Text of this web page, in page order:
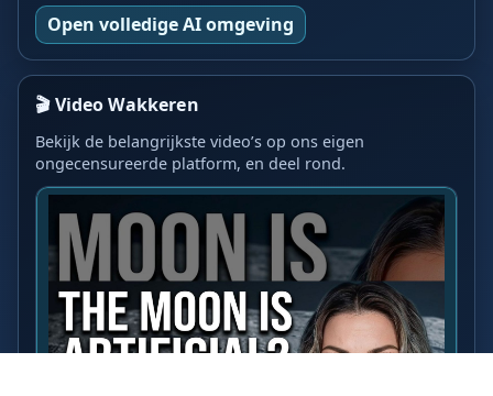
Open volledige AI omgeving
🎬 Video Wakkeren
Bekijk de belangrijkste video’s op ons eigen
ongecensureerde platform, en deel rond.